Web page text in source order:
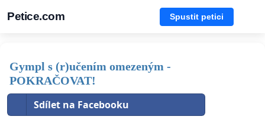
Petice.com Spustit petici
Gympl s (r)učením omezeným -
POKRAČOVAT!
Sdílet na Facebooku